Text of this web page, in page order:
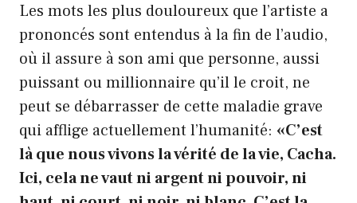
Les mots les plus douloureux que l’artiste a
prononcés sont entendus à la fin de l’audio,
où il assure à son ami que personne, aussi
puissant ou millionnaire qu’il le croit, ne
peut se débarrasser de cette maladie grave
qui afflige actuellement l’humanité: «C’est
là que nous vivons la vérité de la vie, Cacha.
Ici, cela ne vaut ni argent ni pouvoir, ni